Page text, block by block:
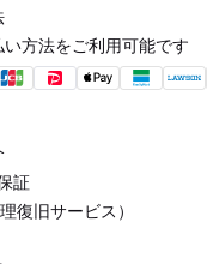
方法をご利用可能です
証
復旧サービス）